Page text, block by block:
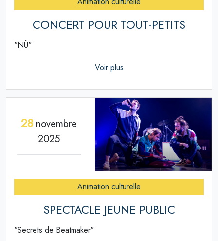
CONCERT POUR TOUT-PETITS
"NÜ"
Voir plus
28 novembre
2025
Animation culturelle
SPECTACLE JEUNE PUBLIC
"Secrets de Beatmaker"